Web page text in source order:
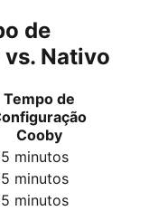
de
Nativo
Tempo de
Cooby
minutos
minutos
minutos